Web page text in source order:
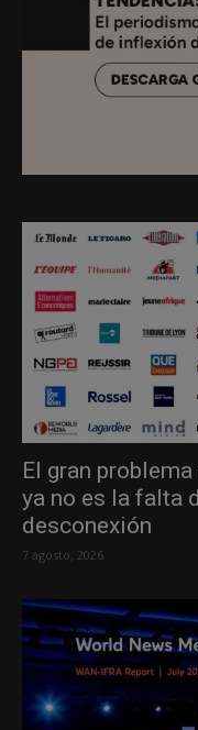
El gran
ya no es la falta
desconexión
7 agosto, 2026